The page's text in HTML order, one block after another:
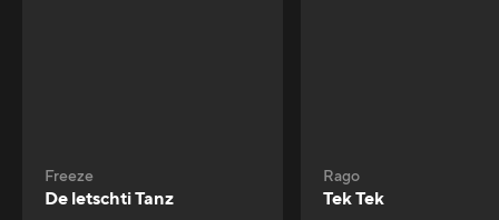
Freeze
De letschti Tanz
Rago
Tek Tek